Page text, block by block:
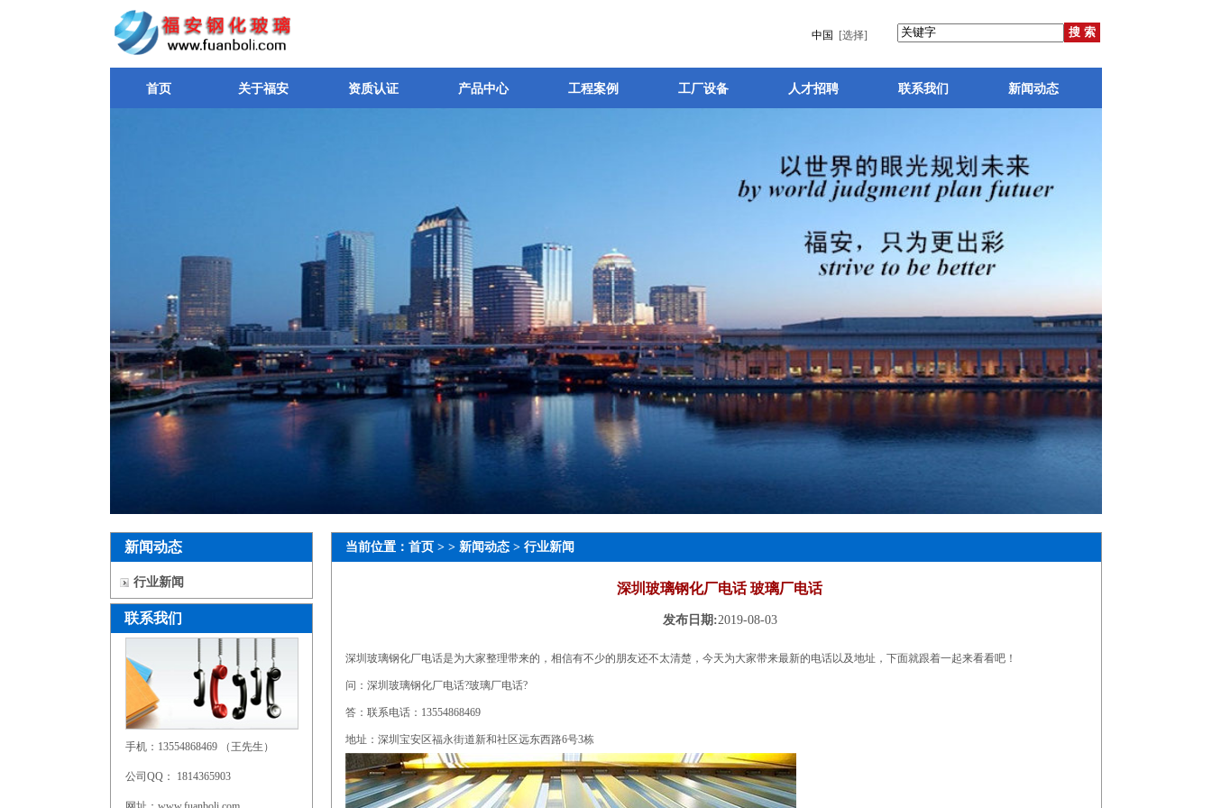
中国 [选择]
首页 关于福安 资质认证 产品中心 工程案例 工厂设备 人才招聘 联系我们 新闻动态
新闻动态
行业新闻
联系我们
手机：13554868469 （王先生）
公司QQ： 1814365903
当前位置： 首页 > > 新闻动态 > 行业新闻
深圳玻璃钢化厂电话 玻璃厂电话
发布日期:2019-08-03
深圳玻璃钢化厂电话是为大家整理带来的，相信有不少的朋友还不太清楚，今天为大家带来最新的电话以及地址，下面就跟着一起来看看吧！
问：深圳玻璃钢化厂电话?玻璃厂电话?
答：联系电话：13554868469
地址：深圳宝安区福永街道新和社区远东西路6号3栋